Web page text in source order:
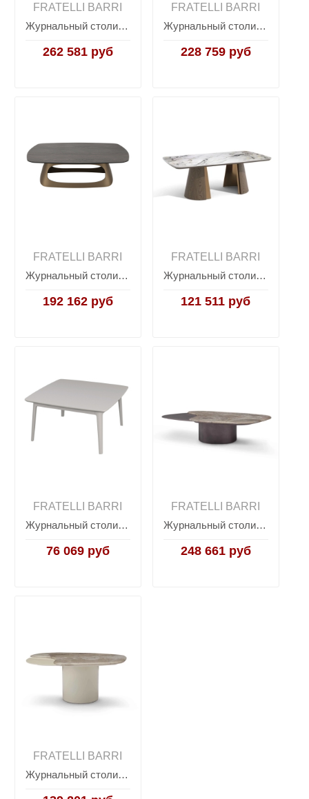
FRATELLI BARRI
Журнальный столик Claire CLAIRE, FRATELLI BARRI
262 581 руб
FRATELLI BARRI
Журнальный столик BITTI, FRATELLI BARRI
228 759 руб
FRATELLI BARRI
Журнальный столик BITTI, FRATELLI BARRI
192 162 руб
FRATELLI BARRI
Журнальный столик BELMONTE, FRATELLI BARRI
121 511 руб
FRATELLI BARRI
Журнальный столик ALBA, FRATELLI BARRI
76 069 руб
FRATELLI BARRI
Журнальный столик FARINI, FRATELLI BARRI
248 661 руб
FRATELLI BARRI
Журнальный столик FARINI, FRATELLI BARRI